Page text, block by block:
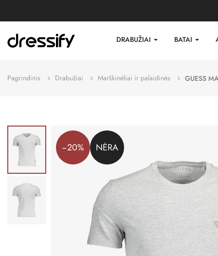
DRABUŽIAI BATAI
Pagrindinis Drabužiai Marškinėliai ir palaidinės GUESS
−20% NĖRA